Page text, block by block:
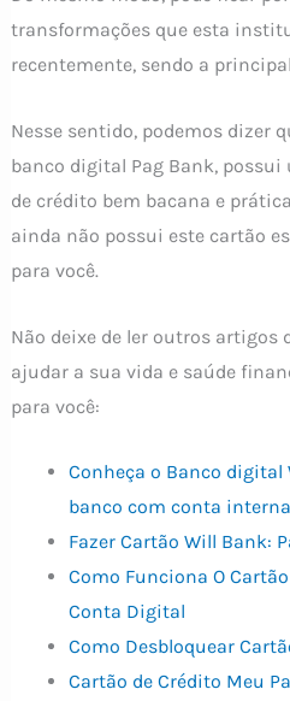
transformações que esta
recentemente, sendo a
Nesse sentido, podemos dizer
banco digital Pag Bank,
de crédito bem bacana e
ainda não possui este cartão
para você.
Não deixe de ler outros artigos
ajudar a sua vida e saúde
para você:
Conheça o Banco
banco com conta
Fazer Cartão Will Bank:
Como Funciona O
Conta Digital
Como Desbloquear
Cartão de Crédito Meu